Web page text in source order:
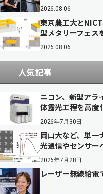
2026.08.06
東京農工大と
型メタサーフェス
2026.08.06
人気記事
ニコン、新型ア
体露光工程を高度
2026年7月30日
岡山大など、単
光通信やセンサー
2026年7月28日
レーザー無線給電